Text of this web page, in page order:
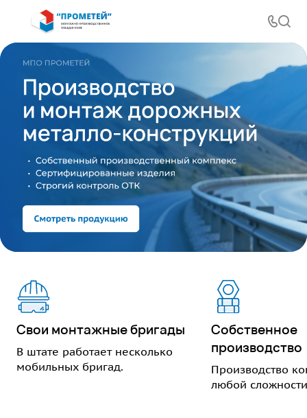
Свои монтажные бригады
В штате работает несколько
мобильных бригад.
Собственное
производство
Производство
любой